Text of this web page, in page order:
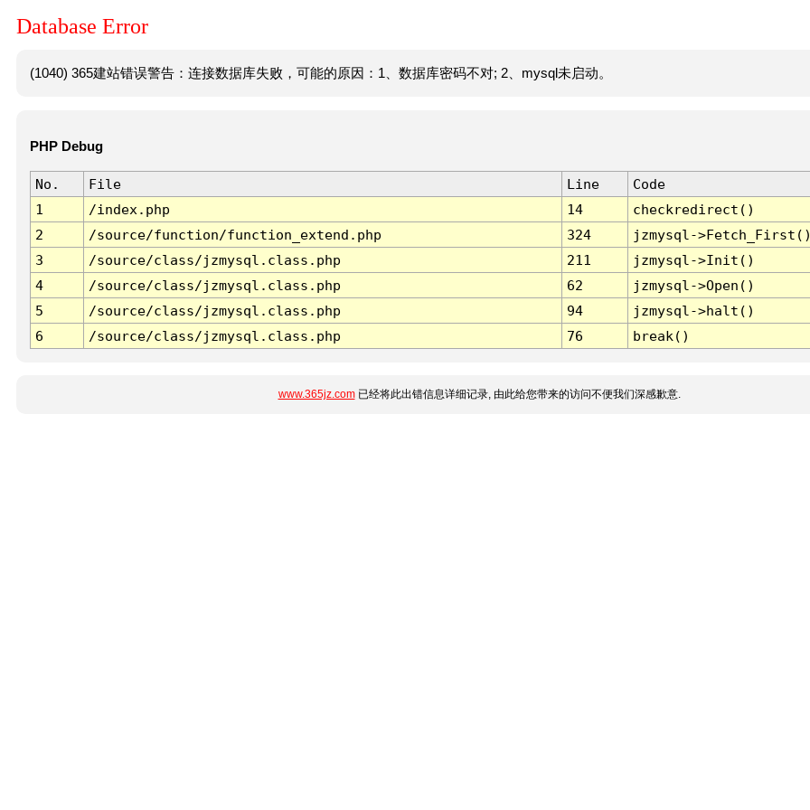
Database Error
(1040) 365建站错误警告：连接数据库失败，可能的原因：1、数据库密码不对; 2、mysql未启动。
PHP Debug
No. File Line
Code
1
/index.php 14
checkredirect()
2
/source/function/function_extend.php 324
jzmysql-
3
/source/class/jzmysql.class.php 211
jzmysql->Init()
4
/source/class/jzmysql.class.php 62
jzmysql->Open()
5
/source/class/jzmysql.class.php 94
jzmysql->halt()
6
/source/class/jzmysql.class.php 76 break()
www.365jz.com已经将此出错信息详细记录, 由此给您带来的访问不便我们深感歉意.